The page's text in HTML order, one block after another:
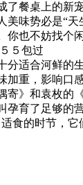
了餐桌上的新宠
味势必是“天
你也不妨找个
５包过
分适合河鲜的
加重，影响口
寄》和袁枚的
孕育了足够的
食的时节，它